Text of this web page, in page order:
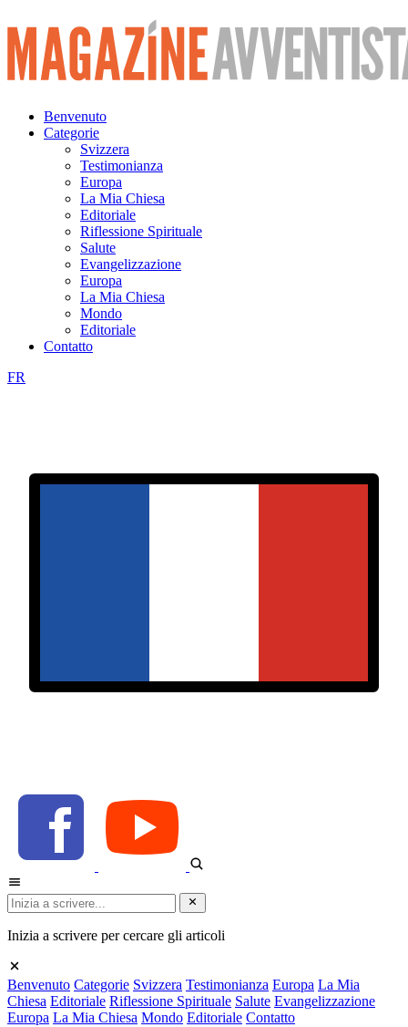
Vai
al
contenuto
Benvenuto
Categorie
Svizzera
Testimonianza
Europa
La Mia Chiesa
Editoriale
Riflessione Spirituale
Salute
Evangelizzazione
Europa
La Mia Chiesa
Mondo
Editoriale
Contatto
FR
Inizia a scrivere per cercare gli articoli
Benvenuto Categorie Svizzera Testimonianza Europa La Mia
Chiesa Editoriale Riflessione Spirituale Salute Evangelizzazione
Europa La Mia Chiesa Mondo Editoriale Contatto